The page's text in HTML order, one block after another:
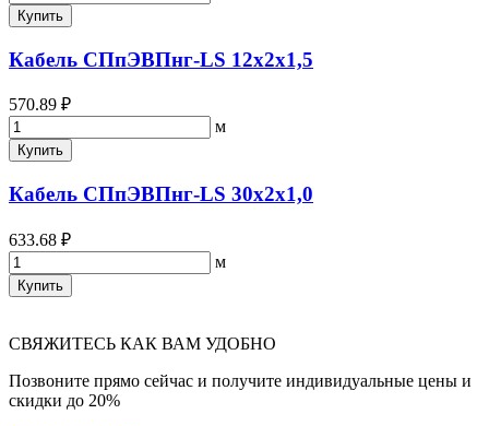
Купить
Кабель СПпЭВПнг-LS 12х2х1,5
570.89 ₽
м
Купить
Кабель СПпЭВПнг-LS 30х2х1,0
633.68 ₽
м
Купить
СВЯЖИТЕСЬ КАК ВАМ УДОБНО
Позвоните прямо сейчас и получите индивидуальные цены и
скидки до 20%